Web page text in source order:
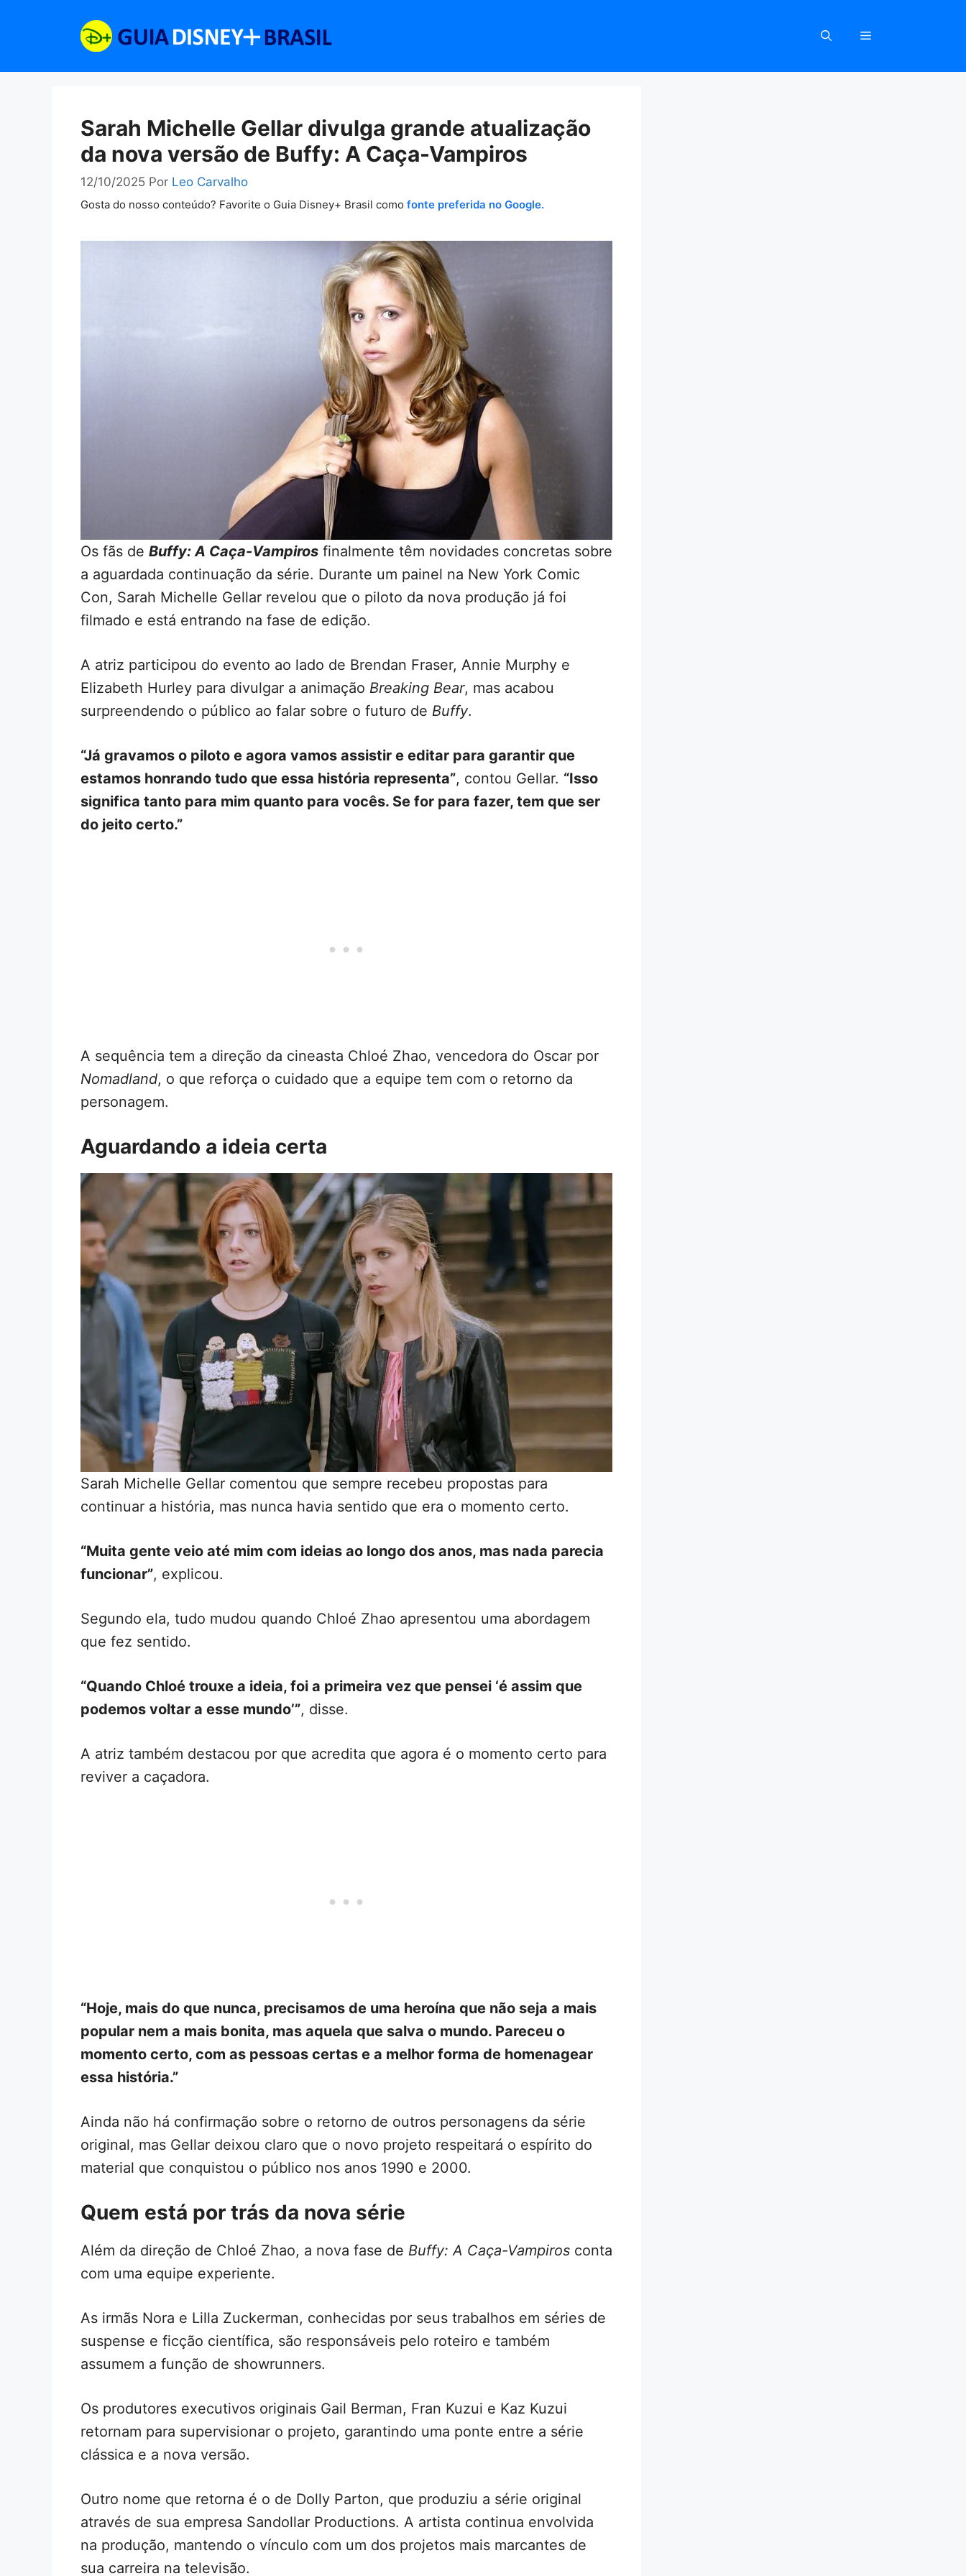
Sarah Michelle Gellar divulga grande atualização
da nova versão de Buffy: A Caça-Vampiros
12/10/2025 Por Leo Carvalho
Gosta do nosso conteúdo? Favorite o Guia Disney+ Brasil como fonte preferida no Google.
Os fãs de Buffy: A Caça-Vampiros finalmente têm novidades concretas sobre
a aguardada continuação da série. Durante um painel na New York Comic
Con, Sarah Michelle Gellar revelou que o piloto da nova produção já foi
filmado e está entrando na fase de edição.
A atriz participou do evento ao lado de Brendan Fraser, Annie Murphy e
Elizabeth Hurley para divulgar a animação Breaking Bear, mas acabou
surpreendendo o público ao falar sobre o futuro de Buffy.
“Já gravamos o piloto e agora vamos assistir e editar para garantir que
estamos honrando tudo que essa história representa”, contou Gellar. “Isso
significa tanto para mim quanto para vocês. Se for para fazer, tem que ser
do jeito certo.”
A sequência tem a direção da cineasta Chloé Zhao, vencedora do Oscar por
Nomadland, o que reforça o cuidado que a equipe tem com o retorno da
personagem.
Aguardando a ideia certa
Sarah Michelle Gellar comentou que sempre recebeu propostas para
continuar a história, mas nunca havia sentido que era o momento certo.
“Muita gente veio até mim com ideias ao longo dos anos, mas nada parecia
funcionar”, explicou.
Segundo ela, tudo mudou quando Chloé Zhao apresentou uma abordagem
que fez sentido.
“Quando Chloé trouxe a ideia, foi a primeira vez que pensei ‘é assim que
podemos voltar a esse mundo’”, disse.
A atriz também destacou por que acredita que agora é o momento certo para
reviver a caçadora.
“Hoje, mais do que nunca, precisamos de uma heroína que não seja a mais
popular nem a mais bonita, mas aquela que salva o mundo. Pareceu o
momento certo, com as pessoas certas e a melhor forma de homenagear
essa história.”
Ainda não há confirmação sobre o retorno de outros personagens da série
original, mas Gellar deixou claro que o novo projeto respeitará o espírito do
material que conquistou o público nos anos 1990 e 2000.
Quem está por trás da nova série
Além da direção de Chloé Zhao, a nova fase de Buffy: A Caça-Vampiros conta
com uma equipe experiente.
As irmãs Nora e Lilla Zuckerman, conhecidas por seus trabalhos em séries de
suspense e ficção científica, são responsáveis pelo roteiro e também
assumem a função de showrunners.
Os produtores executivos originais Gail Berman, Fran Kuzui e Kaz Kuzui
retornam para supervisionar o projeto, garantindo uma ponte entre a série
clássica e a nova versão.
Outro nome que retorna é o de Dolly Parton, que produziu a série original
através de sua empresa Sandollar Productions. A artista continua envolvida
na produção, mantendo o vínculo com um dos projetos mais marcantes de
sua carreira na televisão.